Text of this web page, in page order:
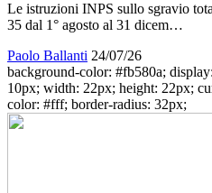
Le istruzioni INPS sullo sgravio
35 dal 1° agosto al 31 dicem…
Paolo Ballanti 24/07/26
background-color: #fb580a;
10px; width: 22px; height: 22px;
color: #fff; border-radius: 32px;